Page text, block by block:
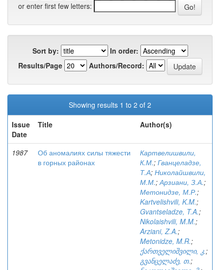
or enter first few letters:
Sort by:
In order:
Results/Page
Authors/Record:
Showing results 1 to 2 of 2
Issue
Date
Title Author(s)
1987
Об аномалиях силы тяжести
в горных районах
Картвелишвили,
К.М.; Гванцеладзе,
Т.А; Николайшвили,
М.М.;Арзиани, З.А.;
Метонидзе, М.Р.;
Kartvelishvili, K.M.;
Gvantseladze, T.A.;
Nikolaishvili, M.M.;
Arziani, Z.A.;
Metonidze, M.R.;
ქართველიშვილი, კ.;
გვანცელაძე, თ.;